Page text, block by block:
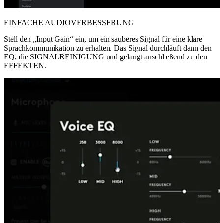
EINFACHE AUDIOVERBESSERUNG
Stell den „Input Gain“ ein, um ein sauberes Signal für eine klare
Sprachkommunikation zu erhalten. Das Signal durchläuft dann den
EQ, die SIGNALREINIGUNG und gelangt anschließend zu den
EFFEKTEN.